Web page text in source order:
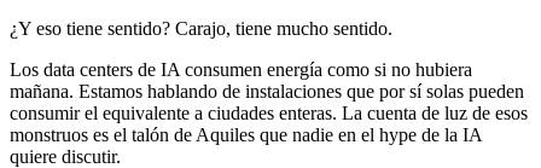
¿Y eso tiene sentido? Carajo, tiene mucho sentido.
Los data centers de IA consumen energía como si no hubiera
mañana. Estamos hablando de instalaciones que por sí solas pueden
consumir el equivalente a ciudades enteras. La cuenta de luz de esos
monstruos es el talón de Aquiles que nadie en el hype de la IA
quiere discutir.